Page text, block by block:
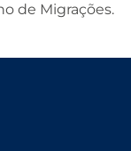
de Migrações.